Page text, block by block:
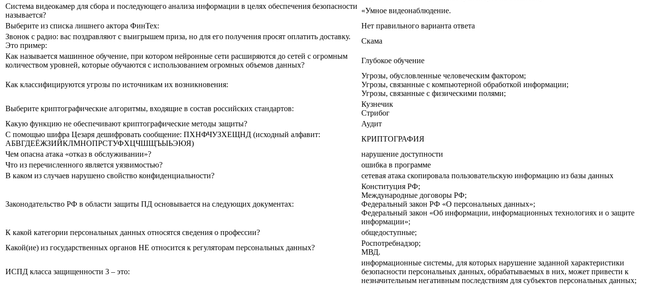
Система видеокамер для сбора и последующего анализа информации в целях обеспечения безопасности
называется?
«Умное видеонаблюдение.
Выберите из списка лишнего актора ФинТех:
Нет правильного варианта ответа
Звонок с радио: вас поздравляют с выигрышем приза, но для его получения просят оплатить доставку.
Это пример:
Скама
Как называется машинное обучение, при котором нейронные сети расширяются до сетей с огромным
количеством уровней, которые обучаются с использованием огромных объемов данных?
Глубокое обучение
Как классифицируются угрозы по источникам их возникновения:
Угрозы, обусловленные человеческим фактором;
Угрозы, связанные с компьютерной обработкой информации;
Угрозы, связанные с физическими полями;
Выберите криптографические алгоритмы, входящие в состав российских стандартов:
Кузнечик
Стрибог
Какую функцию не обеспечивают криптографические методы защиты?
Аудит
С помощью шифра Цезаря дешифровать сообщение: ПХНФЧУЗХЕЩНД (исходный алфавит:
АБВГДЕЁЖЗИЙКЛМНОПРСТУФХЦЧШЩЪЫЬЭЮЯ)
КРИПТОГРАФИЯ
Чем опасна атака «отказ в обслуживании»?
нарушение доступности
Что из перечисленного является уязвимостью?
ошибка в программе
В каком из случаев нарушено свойство конфиденциальности?
сетевая атака скопировала пользовательскую информацию из базы данных
Законодательство РФ в области защиты ПД основывается на следующих документах:
Конституция РФ;
Международные договоры РФ;
Федеральный закон РФ «О персональных данных»;
Федеральный закон «Об информации, информационных технологиях и о защите
информации»;
К какой категории персональных данных относятся сведения о профессии?
общедоступные;
Какой(ие) из государственных органов НЕ относится к регуляторам персональных данных?
Роспотребнадзор;
МВД.
ИСПД класса защищенности 3 – это:
информационные системы, для которых нарушение заданной характеристики
безопасности персональных данных, обрабатываемых в них, может привести к
незначительным негативным последствиям для субъектов персональных данных;